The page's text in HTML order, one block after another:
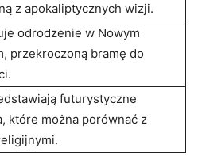
z apokaliptycznych wizji.
odrodzenie w Nowym
przekroczoną bramę do
futurystyczne
które można porównać z